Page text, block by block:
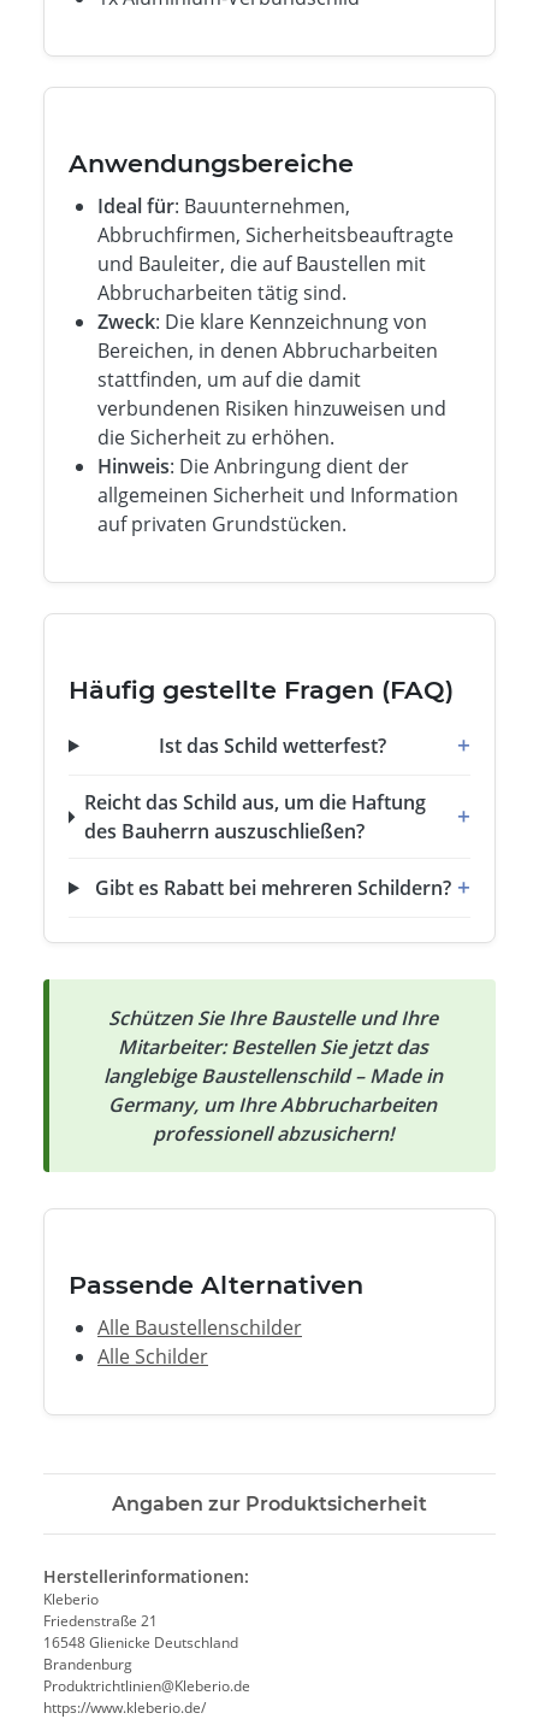
Anwendungsbereiche
Ideal für: Bauunternehmen,
Abbruchfirmen, Sicherheitsbeauftragte
und Bauleiter, die auf Baustellen mit
Abbrucharbeiten tätig sind.
Zweck: Die klare Kennzeichnung von
Bereichen, in denen Abbrucharbeiten
stattfinden, um auf die damit
verbundenen Risiken hinzuweisen und
die Sicherheit zu erhöhen.
Hinweis: Die Anbringung dient der
allgemeinen Sicherheit und Information
auf privaten Grundstücken.
Häufig gestellte Fragen (FAQ)
Ist das Schild wetterfest?
Reicht das Schild aus, um die Haftung
des Bauherrn auszuschließen?
Gibt es Rabatt bei mehreren Schildern?
Schützen Sie Ihre Baustelle und Ihre
Mitarbeiter: Bestellen Sie jetzt das
langlebige Baustellenschild – Made in
Germany, um Ihre Abbrucharbeiten
professionell abzusichern!
Passende Alternativen
Alle Baustellenschilder
Alle Schilder
Angaben zur Produktsicherheit
Herstellerinformationen:
Kleberio
Friedenstraße 21
16548 Glienicke Deutschland
Brandenburg
Produktrichtlinien@Kleberio.de
https://www.kleberio.de/